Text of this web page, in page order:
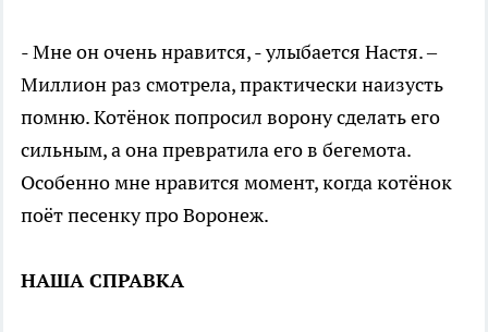
- Мне он очень нравится, - улыбается Настя. –
Миллион раз смотрела, практически наизусть
помню. Котёнок попросил ворону сделать его
сильным, а она превратила его в бегемота.
Особенно мне нравится момент, когда котёнок
поёт песенку про Воронеж.
НАША СПРАВКА